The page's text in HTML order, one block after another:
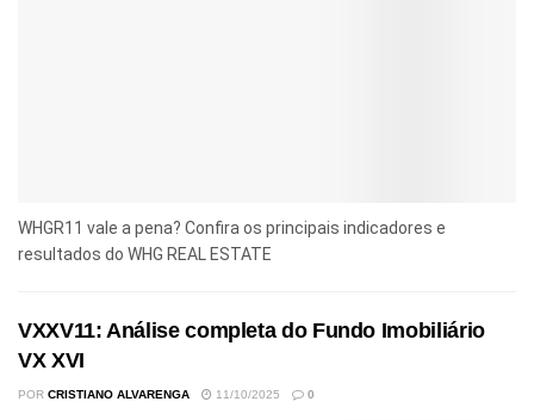
WHGR11 vale a pena? Confira os principais indicadores e
resultados do WHG REAL ESTATE
VXXV11: Análise completa do Fundo Imobiliário
VX XVI
POR CRISTIANO ALVARENGA 11/10/2025 0